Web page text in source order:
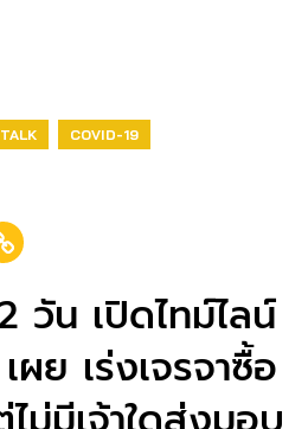
COVID-19
วัน เปิดไทม์ไลน์​
ย เร่งเจรจาซื้อ